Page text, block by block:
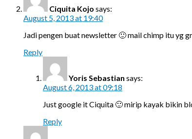
Ciquita Kojo says:
August 5, 2013 at 19:40
Jadi pengen buat newsletter 🙂 mail chimp itu yg
Reply
Yoris Sebastian says:
August 6, 2013 at 09:18
Just google it Ciquita 🙂 mirip kayak bikin
Reply